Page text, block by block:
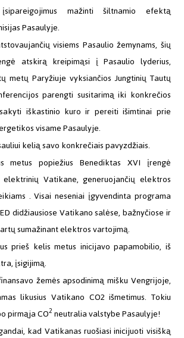
mažinti šiltnamio efektą
Pasaulyje.
visiems Pasaulio žemynams, šių
atskirą kreipimąsi į Pasaulio lyderius,
metų Paryžiuje vyksiančios Jungtinių Tautų
parengti susitarimą iki konkrečios
iškastinio kuro ir pereiti išimtinai prie
visame Pasaulyje.
kelią savo konkrečiais pavyzdžiais.
metus popiežius Benediktas XVI įrengė
elektrinių Vatikane, generuojančių elektros
. Visai neseniai įgyvendinta programa
didžiausiose Vatikano salėse, bažnyčiose ir
sumažinant elektros vartojimą.
prieš kelis metus inicijavo papamobilio, iš
įsigijimą.
žemės apsodinimą mišku Vengrijoje,
likusius Vatikano CO2 išmetimus. Tokiu
pirmąja CO2neutralia valstybe Pasaulyje!
kad Vatikanas ruošiasi inicijuoti visišką